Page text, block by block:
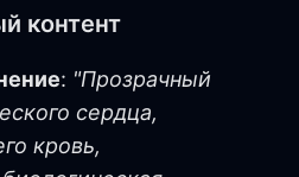
контент
: "Прозрачный
сердца,
кровь,